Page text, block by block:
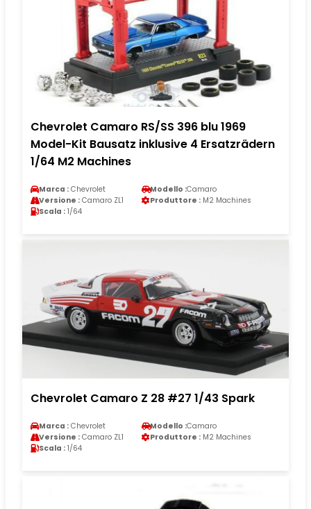
Chevrolet Camaro RS/SS 396 blu 1969
Model-Kit Bausatz inklusive 4 Ersatzrädern
1/64 M2 Machines
Marca : Chevrolet Modello :Camaro
Versione : Camaro ZL1 Produttore : M2 Machines
Scala : 1/64
Chevrolet Camaro Z 28 #27 1/43 Spark
Marca : Chevrolet Modello :Camaro
Versione : Camaro ZL1 Produttore : M2 Machines
Scala : 1/64